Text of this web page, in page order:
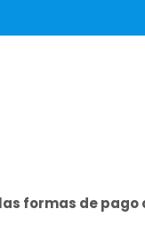
formas de